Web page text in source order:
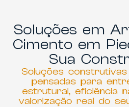
Soluções em
Cimento em
Sua
Soluções
pensadas para
estrutural, eficiência
valorização real do